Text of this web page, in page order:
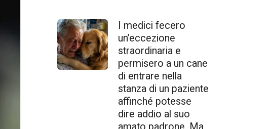
I medici fecero
un’eccezione
straordinaria e
permisero a un cane
di entrare nella
stanza di un paziente
affinché potesse
dire addio al suo
amato padrone. Ma